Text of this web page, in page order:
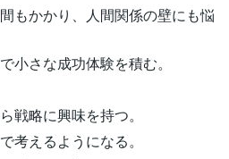
もかかり、人間関係の壁にも悩
小さな成功体験を積む。
戦略に興味を持つ。
考えるようになる。